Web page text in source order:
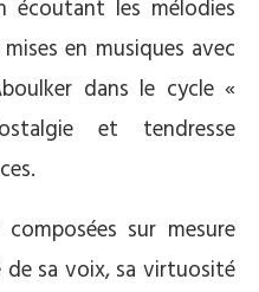
écoutant les mélodies
en musiques avec
dans le cycle «
et tendresse
sur mesure
sa voix, sa virtuosité